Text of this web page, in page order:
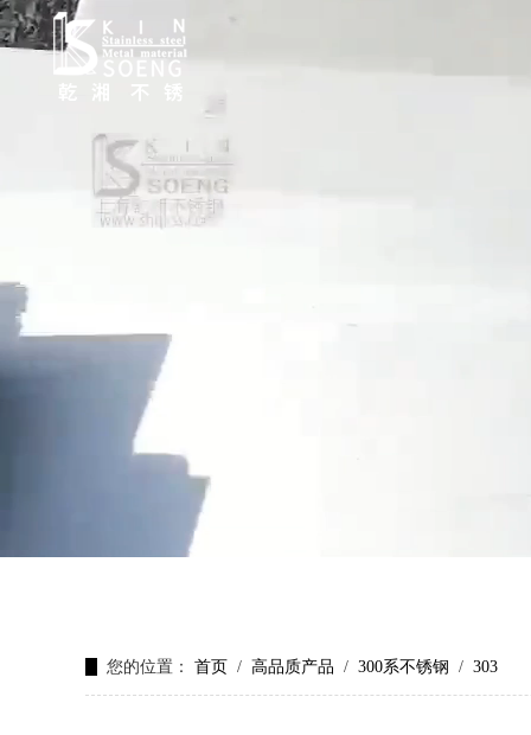
您的位置： 首页 / 高品质产品 / 300系不锈钢 / 303